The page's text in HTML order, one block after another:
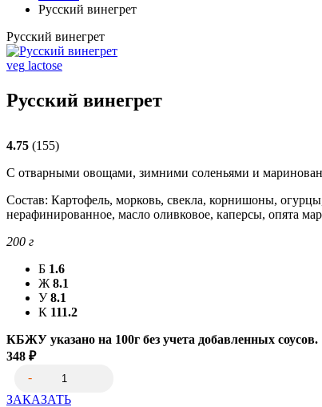
Русский винегрет
Русский винегрет
veg lactose
Русский винегрет
4.75 (155)
С отварными овощами, зимними соленьями и
Состав: Картофель, морковь, свекла, корнишоны,
нерафинированное, масло оливковое, каперсы, опята
200 г
Б 1.6
Ж 8.1
У 8.1
К 111.2
КБЖУ указано на 100г без учета добавленных соусов.
348 ₽
ЗАКАЗАТЬ